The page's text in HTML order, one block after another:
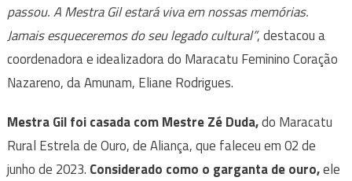
passou. A Mestra Gil estará viva em nossas memórias.
Jamais esqueceremos do seu legado cultural”, destacou a
coordenadora e idealizadora do Maracatu Feminino Coração
Nazareno, da Amunam, Eliane Rodrigues.
Mestra Gil foi casada com Mestre Zé Duda,do Maracatu
Rural Estrela de Ouro, de Aliança, que faleceu em 02 de
junho de 2023. Considerado como o garganta de ouro,ele